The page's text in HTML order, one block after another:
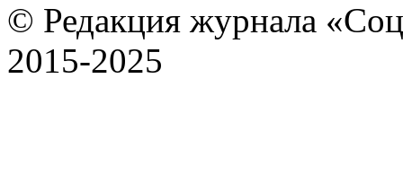
© Редакция журнала
2015-2025